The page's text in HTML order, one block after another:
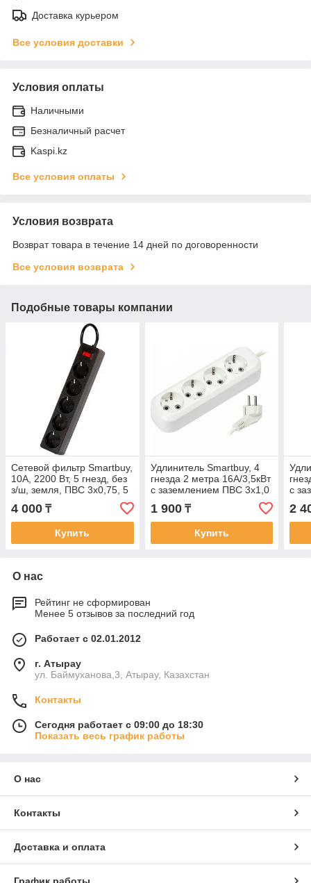
Доставка курьером
Все условия доставки
Условия оплаты
Наличными
Безналичный расчет
Kaspi.kz
Все условия оплаты
Условия возврата
Возврат товара в течение 14 дней по договоренности
Все условия возврата
Подобные товары компании
Сетевой фильтр Smartbuy,
10А, 2200 Вт, 5 гнезд, без
з/ш, земля, ПВС 3x0,75, 5
м., белый (SBSP-50-W)
4 000 ₸
Купить
Удлинитель Smartbuy, 4
гнезда 2 метра 16А/3,5кВт
с заземлением ПВС 3х1,0
(SBE-16-4-02-Z)/40
1 900₸
Купить
с
2
О нас
Рейтинг не сформирован
Менее 5 отзывов за последний год
Работает с 02.01.2012
г. Атырау
ул. Баймуханова,3, Атырау, Казахстан
Контакты
Сегодня работает с 09:00 до 18:30
Показать весь график работы
О нас
Контакты
Доставка и оплата